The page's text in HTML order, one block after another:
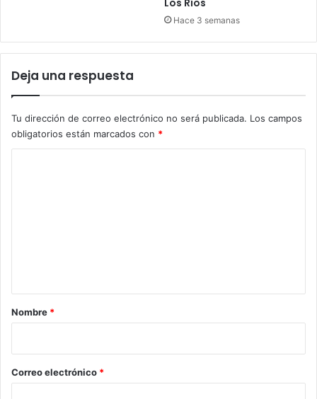
Los Ríos
Hace 3 semanas
Deja una respuesta
Tu dirección de correo electrónico no será publicada. Los campos
obligatorios están marcados con *
r
*
Nombre *
Correo electrónico *